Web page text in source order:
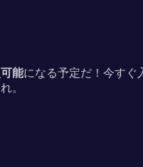
能になる予定だ！今すぐ
。